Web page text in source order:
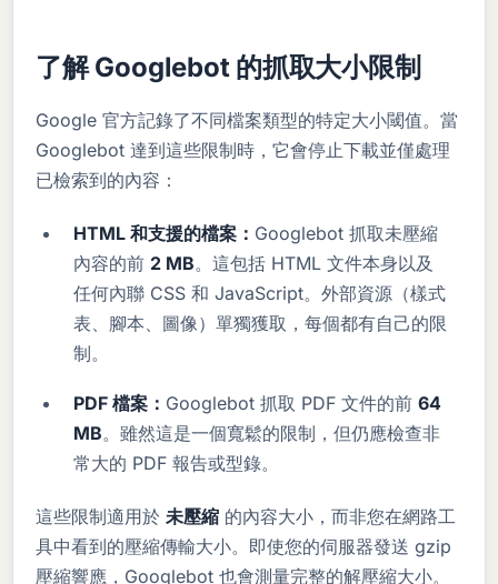
了解 Googlebot 的抓取大小限制
Google 官方記錄了不同檔案類型的特定大小閾值。當
Googlebot 達到這些限制時，它會停止下載並僅處理
已檢索到的內容：
HTML 和支援的檔案： Googlebot 抓取未壓縮
內容的前 2 MB。這包括 HTML 文件本身以及
任何內聯 CSS 和 JavaScript。外部資源（樣式
表、腳本、圖像）單獨獲取，每個都有自己的限
制。
PDF 檔案： Googlebot 抓取 PDF 文件的前64
MB。雖然這是一個寬鬆的限制，但仍應檢查非
常大的 PDF 報告或型錄。
這些限制適用於未壓縮 的內容大小，而非您在網路工
具中看到的壓縮傳輸大小。即使您的伺服器發送 gzip
壓縮響應，Googlebot 也會測量完整的解壓縮大小。